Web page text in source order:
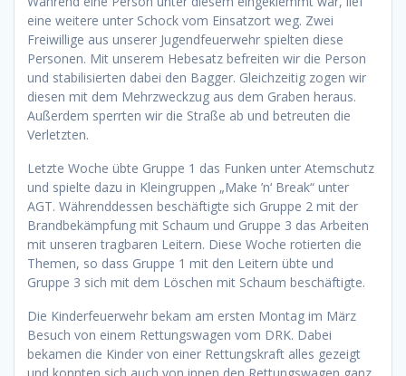
eine weitere unter Schock vom Einsatzort weg. Zwei
Freiwillige aus unserer Jugendfeuerwehr spielten diese
Personen. Mit unserem Hebesatz befreiten wir die Person
und stabilisierten dabei den Bagger. Gleichzeitig zogen wir
diesen mit dem Mehrzweckzug aus dem Graben heraus.
Außerdem sperrten wir die Straße ab und betreuten die
Verletzten.
Letzte Woche übte Gruppe 1 das Funken unter Atemschutz
und spielte dazu in Kleingruppen „Make ’n‘ Break“ unter
AGT. Währenddessen beschäftigte sich Gruppe 2 mit der
Brandbekämpfung mit Schaum und Gruppe 3 das Arbeiten
mit unseren tragbaren Leitern. Diese Woche rotierten die
Themen, so dass Gruppe 1 mit den Leitern übte und
Gruppe 3 sich mit dem Löschen mit Schaum beschäftigte.
Die Kinderfeuerwehr bekam am ersten Montag im März
Besuch von einem Rettungswagen vom DRK. Dabei
bekamen die Kinder von einer Rettungskraft alles gezeigt